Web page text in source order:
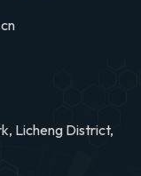
Licheng District,